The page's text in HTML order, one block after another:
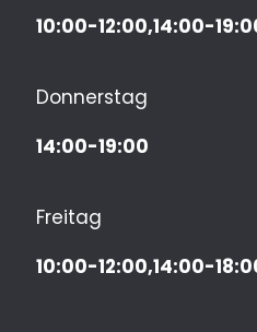
10:00-12:00,14:00-
Donnerstag
14:00-19:00
Freitag
10:00-12:00,14:00-